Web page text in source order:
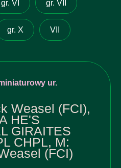
gr. VI gr. VII
gr. X VII
ur.
Weasel (FCI),
HE'S
GIRAITES
CHPL, M:
(FCI)